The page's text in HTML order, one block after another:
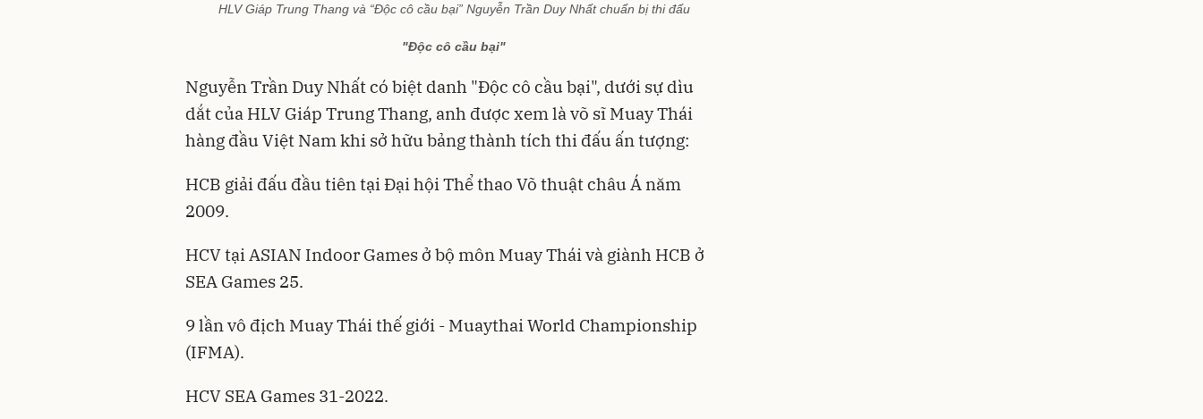
HLV Giáp Trung Thang và “Độc cô cầu bại” Nguyễn Trần Duy Nhất chuẩn bị thi đấu
"Độc cô cầu bại"
Nguyễn Trần Duy Nhất có biệt danh "Độc cô cầu bại", dưới sự dìu
dắt của HLV Giáp Trung Thang, anh được xem là võ sĩ Muay Thái
hàng đầu Việt Nam khi sở hữu bảng thành tích thi đấu ấn tượng:
HCB giải đấu đầu tiên tại Đại hội Thể thao Võ thuật châu Á năm
2009.
HCV tại ASIAN Indoor Games ở bộ môn Muay Thái và giành HCB ở
SEA Games 25.
9 lần vô địch Muay Thái thế giới - Muaythai World Championship
(IFMA).
HCV SEA Games 31-2022.